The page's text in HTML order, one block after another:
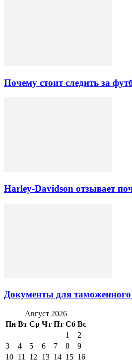
Почему стоит следить за
Harley-Davidson отзывает
Документы для
Август 2026
Пн Вт Ср Чт Пт Сб Вс
1
2
3
4 5 6 7 8
9
10 11 12 13 14 15 16